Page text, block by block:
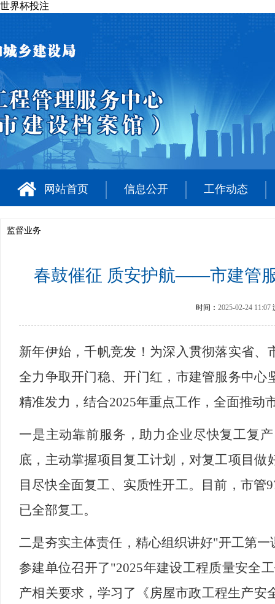
世界杯投注
网站首页 信息公开 工作动态
监督业务
春鼓催征 质安护航——市建管
时间： 2025-02-24 11:07
新年伊始，千帆竞发！为深入贯彻落实省
全力争取开门稳、开门红，市建管服务中
精准发力，结合2025年重点工作，全面推动
一是主动靠前服务，助力企业尽快复工复
底，主动掌握项目复工计划，对复工项目
目尽快全面复工、实质性开工。目前，市管
已全部复工。
二是夯实主体责任，精心组织讲好"开工第
参建单位召开了"2025年建设工程质量安全
产相关要求，学习了《房屋市政工程生产安